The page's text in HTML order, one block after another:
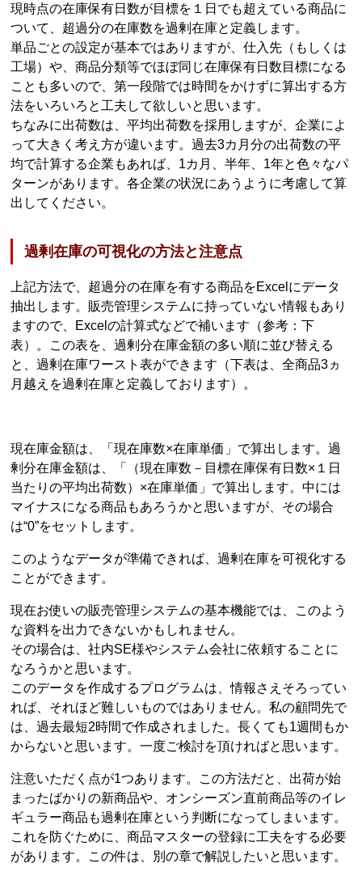
現時点の在庫保有日数が目標を１日でも超えている商品に
ついて、超過分の在庫数を過剰在庫と定義します。
単品ごとの設定が基本ではありますが、仕入先（もしくは
工場）や、商品分類等でほぼ同じ在庫保有日数目標になる
ことも多いので、第一段階では時間をかけずに算出する方
法をいろいろと工夫して欲しいと思います。
ちなみに出荷数は、平均出荷数を採用しますが、企業によ
って大きく考え方が違います。過去3カ月分の出荷数の平
均で計算する企業もあれば、1カ月、半年、1年と色々なパ
ターンがあります。各企業の状況にあうように考慮して算
出してください。
過剰在庫の可視化の方法と注意点
上記方法で、超過分の在庫を有する商品をExcelにデータ
抽出します。販売管理システムに持っていない情報もあり
ますので、Excelの計算式などで補います（参考：下
表）。この表を、過剰分在庫金額の多い順に並び替える
と、過剰在庫ワースト表ができます（下表は、全商品3ヵ
月越えを過剰在庫と定義しております）。
現在庫金額は、「現在庫数×在庫単価」で算出します。過
剰分在庫金額は、「（現在庫数－目標在庫保有日数×１日
当たりの平均出荷数）×在庫単価」で算出します。中には
マイナスになる商品もあろうかと思いますが、その場合
は“0”をセットします。
このようなデータが準備できれば、過剰在庫を可視化する
ことができます。
現在お使いの販売管理システムの基本機能では、このよう
な資料を出力できないかもしれません。
その場合は、社内SE様やシステム会社に依頼することに
なろうかと思います。
このデータを作成するプログラムは、情報さえそろってい
れば、それほど難しいものではありません。私の顧問先で
は、過去最短2時間で作成されました。長くても1週間もか
からないと思います。一度ご検討を頂ければと思います。
注意いただく点が1つあります。この方法だと、出荷が始
まったばかりの新商品や、オンシーズン直前商品等のイレ
ギュラー商品も過剰在庫という判断になってしまいます。
これを防ぐために、商品マスターの登録に工夫をする必要
があります。この件は、別の章で解説したいと思います。